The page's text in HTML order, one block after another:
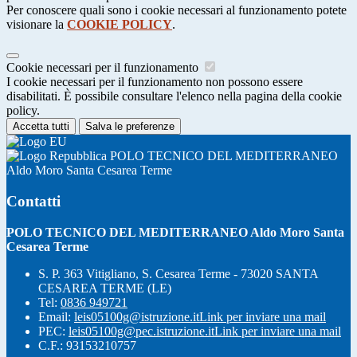
Per conoscere quali sono i cookie necessari al funzionamento potete
visionare la COOKIE POLICY.
Cookie necessari per il funzionamento
I cookie necessari per il funzionamento non possono essere
disabilitati. È possibile consultare l'elenco nella pagina della cookie
policy.
Accetta tutti Salva le preferenze
POLO TECNICO DEL MEDITERRANEO
Aldo Moro Santa Cesarea Terme
Contatti
POLO TECNICO DEL MEDITERRANEO Aldo Moro Santa
Cesarea Terme
S. P. 363 Vitigliano, S. Cesarea Terme - 73020 SANTA
CESAREA TERME (LE)
Tel: 0836 949721
Email: leis05100g@istruzione.itLink per inviare una mail
PEC: leis05100g@pec.istruzione.itLink per inviare una mail
C.F.: 93153210757